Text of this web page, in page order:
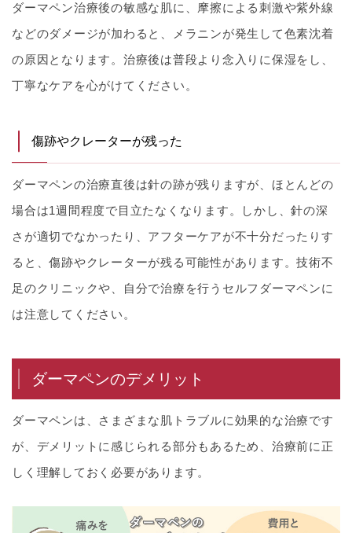
ダーマペン治療後の敏感な肌に、摩擦による刺激や紫外線
などのダメージが加わると、メラニンが発生して色素沈着
の原因となります。治療後は普段より念入りに保湿をし、
丁寧なケアを心がけてください。
傷跡やクレーターが残った
ダーマペンの治療直後は針の跡が残りますが、ほとんどの
場合は1週間程度で目立たなくなります。しかし、針の深
さが適切でなかったり、アフターケアが不十分だったりす
ると、傷跡やクレーターが残る可能性があります。技術不
足のクリニックや、自分で治療を行うセルフダーマペンに
は注意してください。
ダーマペンのデメリット
ダーマペンは、さまざまな肌トラブルに効果的な治療です
が、デメリットに感じられる部分もあるため、治療前に正
しく理解しておく必要があります。